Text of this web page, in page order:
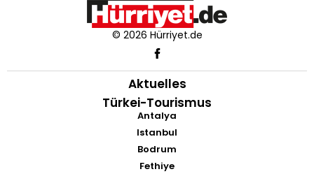
© 2026 Hürriyet.de
Aktuelles
Türkei-Tourismus
Antalya
Istanbul
Bodrum
Fethiye